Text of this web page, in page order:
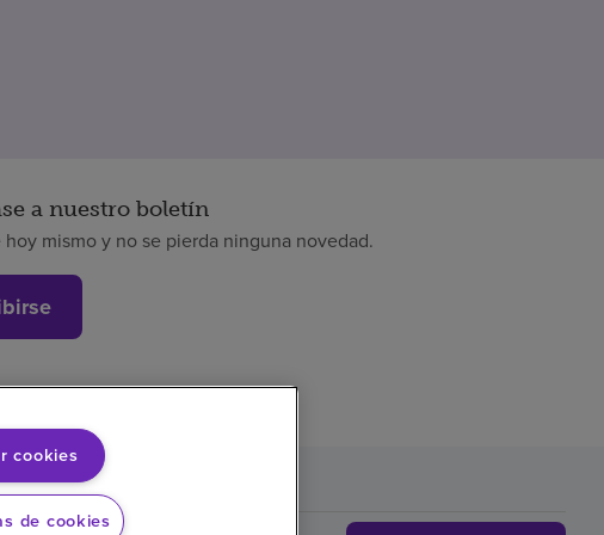
a nuestro boletín
hoy mismo y no se pierda ninguna novedad.
cookies
de cookies